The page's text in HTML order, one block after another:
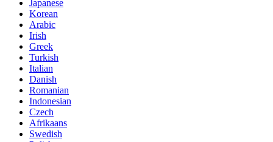
Japanese
Korean
Arabic
Irish
Greek
Turkish
Italian
Danish
Romanian
Indonesian
Czech
Afrikaans
Swedish